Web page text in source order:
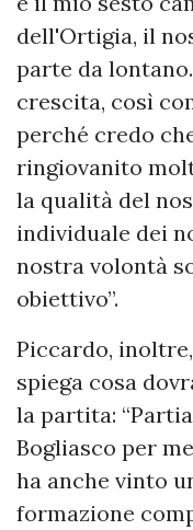
dell'Ortigia, il
parte da
crescita, così
perché credo
ringiovanito
la qualità del
individuale dei
nostra volontà
obiettivo”.
Piccardo,
spiega cosa
la partita:
Bogliasco per
ha anche vinto
formazione